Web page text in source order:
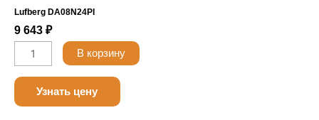
Lufberg DA08N24PI
9 643 ₽
Количество
товара
Belimo
NF24A-
В корзину
Узнать цену